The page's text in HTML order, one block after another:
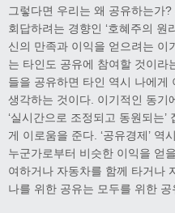
그렇다면 우리는 왜 공유하는가
회답하려는 경향인 ‘호혜주의 원
신의 만족과 이익을 얻으려는 이
는 타인도 공유에 참여할 것이라
들을 공유하면 타인 역시 나에게
생각하는 것이다. 이기적인 동기
‘실시간으로 조정되고 동원되는
게 이로움을 준다. ‘공유경제’ 역
누군가로부터 비슷한 이익을 얻
여하거나 자동차를 함께 타거나
나를 위한 공유는 모두를 위한 공